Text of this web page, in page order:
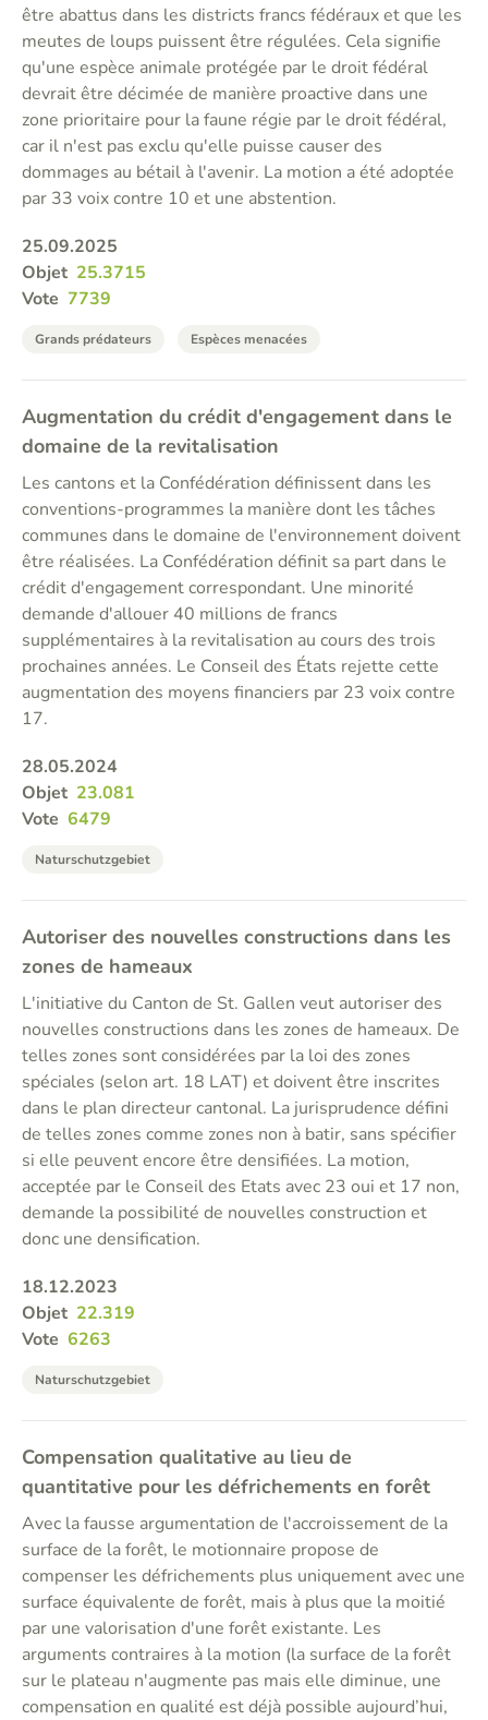
être abattus dans les districts francs fédéraux et que les
meutes de loups puissent être régulées. Cela signifie
qu'une espèce animale protégée par le droit fédéral
devrait être décimée de manière proactive dans une
zone prioritaire pour la faune régie par le droit fédéral,
car il n'est pas exclu qu'elle puisse causer des
dommages au bétail à l'avenir. La motion a été adoptée
par 33 voix contre 10 et une abstention.
25.09.2025
Objet 25.3715
Vote 7739
Grands prédateurs Espèces menacées
Augmentation du crédit d'engagement dans le
domaine de la revitalisation
Les cantons et la Confédération définissent dans les
conventions-programmes la manière dont les tâches
communes dans le domaine de l'environnement doivent
être réalisées. La Confédération définit sa part dans le
crédit d'engagement correspondant. Une minorité
demande d'allouer 40 millions de francs
supplémentaires à la revitalisation au cours des trois
prochaines années. Le Conseil des États rejette cette
augmentation des moyens financiers par 23 voix contre
17.
28.05.2024
Objet 23.081
Vote 6479
Naturschutzgebiet
Autoriser des nouvelles constructions dans les
zones de hameaux
L'initiative du Canton de St. Gallen veut autoriser des
nouvelles constructions dans les zones de hameaux. De
telles zones sont considérées par la loi des zones
spéciales (selon art. 18 LAT) et doivent être inscrites
dans le plan directeur cantonal. La jurisprudence défini
de telles zones comme zones non à batir, sans spécifier
si elle peuvent encore être densifiées. La motion,
acceptée par le Conseil des Etats avec 23 oui et 17 non,
demande la possibilité de nouvelles construction et
donc une densification.
18.12.2023
Objet 22.319
Vote 6263
Naturschutzgebiet
Compensation qualitative au lieu de
quantitative pour les défrichements en forêt
Avec la fausse argumentation de l'accroissement de la
surface de la forêt, le motionnaire propose de
compenser les défrichements plus uniquement avec une
surface équivalente de forêt, mais à plus que la moitié
par une valorisation d'une forêt existante. Les
arguments contraires à la motion (la surface de la forêt
sur le plateau n'augmente pas mais elle diminue, une
compensation en qualité est déjà possible aujourd’hui,